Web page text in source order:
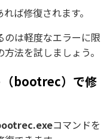
ば修復されます。
は軽度なエラーに限
法を試しましょう。
（bootrec）で修
コマンドを